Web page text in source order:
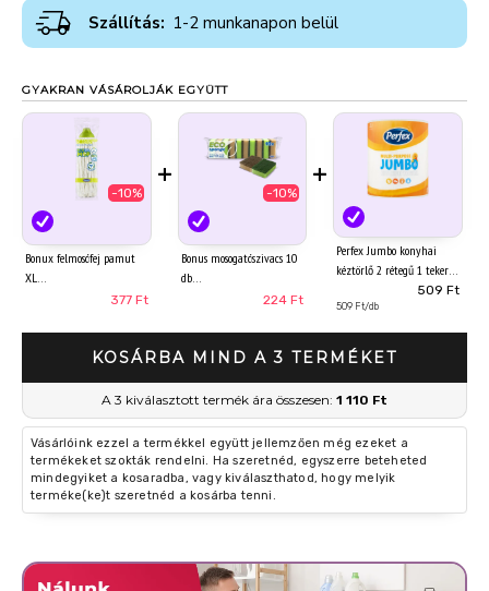
Szállítás: 1-2 munkanapon belül
GYAKRAN VÁSÁROLJÁK EGYÜTT
-10%
Bonux felmosófej pamut
XL
377 Ft
+
-10%
Bonus mosogatószivacs 10
db
224 Ft
+
Perfex Jumbo konyhai
kéztörlő 2 rétegű 1 tekercs
509 Ft
509 Ft/db
KOSÁRBA MIND A 3 TERMÉKET
A 3 kiválasztott termék ára összesen: 1 110 Ft
Vásárlóink ezzel a termékkel együtt jellemzően még ezeket a
termékeket szokták rendelni. Ha szeretnéd, egyszerre beteheted
mindegyiket a kosaradba, vagy kiválaszthatod, hogy melyik
terméke(ke)t szeretnéd a kosárba tenni.